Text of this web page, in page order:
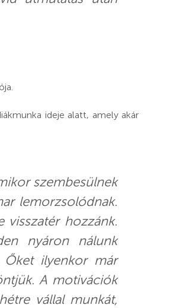
ideje alatt, amely akár
szembesülnek
lemorzsolódnak.
visszatér hozzánk.
nyáron nálunk
ilyenkor már
A motivációk
vállal munkát,